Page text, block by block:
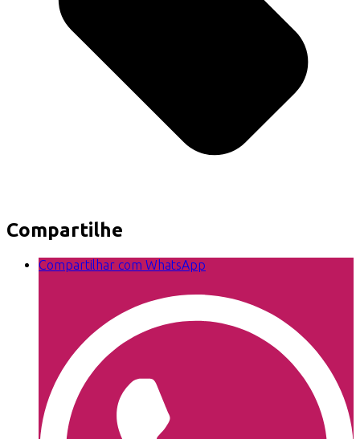
Compartilhe
Compartilhar com WhatsApp